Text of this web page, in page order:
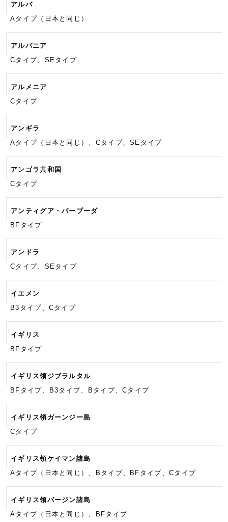
アルバ
Aタイプ（日本と同じ）
アルバニア
Cタイプ、SEタイプ
アルメニア
Cタイプ
アンギラ
Aタイプ（日本と同じ）、Cタイプ、SEタイプ
アンゴラ共和国
Cタイプ
アンティグア・バーブーダ
BFタイプ
アンドラ
Cタイプ、SEタイプ
イエメン
B3タイプ、Cタイプ
イギリス
BFタイプ
イギリス領ジブラルタル
BFタイプ、B3タイプ、Bタイプ、Cタイプ
イギリス領ガーンジー島
Cタイプ
イギリス領ケイマン諸島
Aタイプ（日本と同じ）、Bタイプ、
BFタイプ、 Cタイプ
イギリス領バージン諸島
Aタイプ（日本と同じ）、BFタイプ